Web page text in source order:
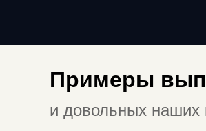
Примеры
и довольных наших